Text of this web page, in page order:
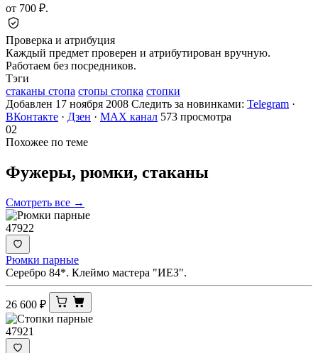
от 700 ₽.
Проверка и атрибуция
Каждый предмет проверен и атрибутирован вручную.
Работаем без посредников.
Тэги
стаканы стопа стопы стопка стопки
Добавлен 17 ноября 2008 Следить за новинками: Telegram ·
ВКонтакте · Дзен · MAX канал 573 просмотра
02
Похожее по теме
Фужеры, рюмки, стаканы
Смотреть все →
47922
Рюмки парные
Серебро 84*. Клеймо мастера "ИЕЗ".
26 600 ₽
47921